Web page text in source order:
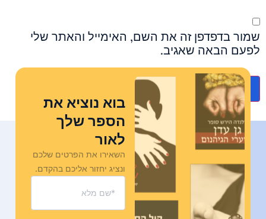
שמור בדפדפן זה את השם, האימייל והאתר שלי
לפעם הבאה שאגיב.
בוא נוציא את
הספר שלך
לאור
השאירו את הפרטים שלכם
ונציג יחזור אליכם בהקדם.